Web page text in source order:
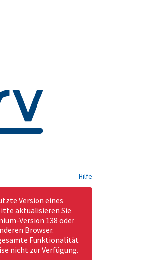
Hilfe
Version eines
aktualisieren Sie
Version 138 oder
Browser.
Funktionalität
nicht zur Verfügung.